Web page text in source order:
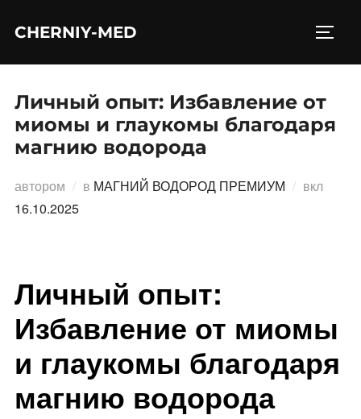
CHERNIY-MED
Личный опыт: Избавление от
миомы и глаукомы благодаря
магнию водорода
автором в МАГНИЙ ВОДОРОД ПРЕМИУМ вкл
16.10.2025
Личный опыт:
Избавление от миомы
и глаукомы благодаря
магнию водорода